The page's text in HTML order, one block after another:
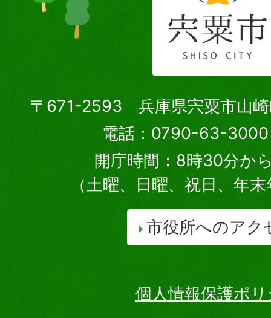
〒671-2593 兵庫県宍粟市山崎
電話：0790-63-3000
開庁時間：8時30分か
（土曜、日曜、祝日、年
市役所へのアク
個人情報保護ポ